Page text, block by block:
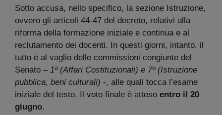
Sotto accusa, nello specifico, la sezione Istruzione,
ovvero gli articoli 44-47 del decreto, relativi alla
riforma della formazione iniziale e continua e al
reclutamento dei docenti. In questi giorni, intanto, il
tutto è al vaglio delle commissioni congiunte del
Senato – 1ª (Affari Costituzionali) e 7ª (Istruzione
pubblica, beni culturali) -, alle quali tocca l’esame
iniziale del testo. Il voto finale è atteso entro il 20
giugno.